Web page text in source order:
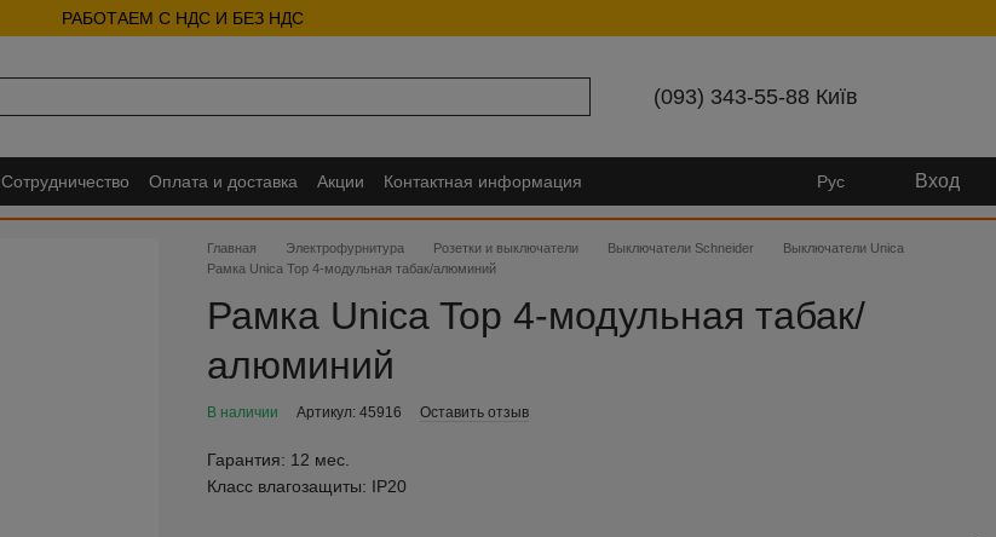
РАБОТАЕМ С НДС И БЕЗ НДС
(093) 343-55-88 Київ
Сотрудничество Оплата и доставка Акции
Контактная информация
Рус Вход
Главная Электрофурнитура Розетки и выключатели Выключатели Schneider
Выключатели Unica
Рамка Unica Top 4-модульная табак/алюминий
Рамка Unica Top 4-модульная табак/
алюминий
В наличии Артикул: 45916 Оставить отзыв
Гарантия: 12 мес.
Класс влагозащиты: IP20